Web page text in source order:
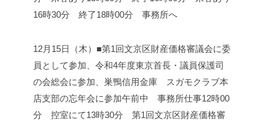
16時30分 終了18時00分 事務所へ
12月15日（木）■第1回文京区財産価格審議会に委
員として参加、令和4年度東京首長・議員保護司
の会総会に参加、巣鴨信用金庫 スガモクラブ本
店支部の忘年会に参加午前中 事務所仕事12時00
分 控室にて13時30分 第1回文京区財産価格審